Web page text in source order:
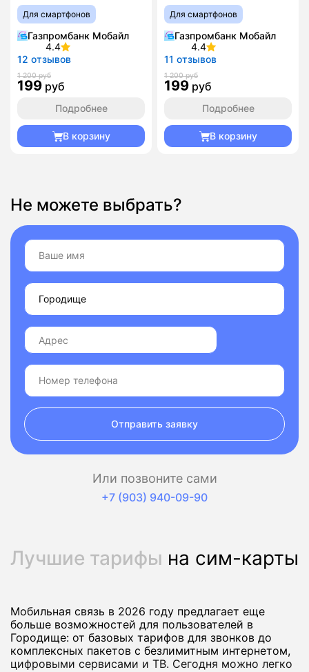
Для смартфонов
Газпромбанк Мобайл
4.4
12 отзывов
1 200 руб
199 руб
Подробнее
В корзину
Для смартфонов
Газпромбанк Мобайл
4.4
11 отзывов
1 200 руб
199 руб
Подробнее
В корзину
Не можете выбрать?
Отправить заявку
Или позвоните сами
+7 (903) 940-09-90
Лучшие тарифы на сим-карты
Мобильная связь в 2026 году предлагает еще
больше возможностей для пользователей в
Городище: от базовых тарифов для звонков до
комплексных пакетов с безлимитным интернетом,
цифровыми сервисами и ТВ. Сегодня можно легко